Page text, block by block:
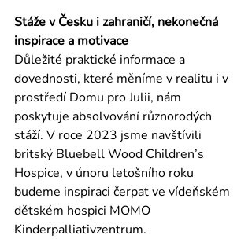
Stáže v Česku i zahraničí, nekonečná
inspirace a motivace
Důležité praktické informace a
dovednosti, které měníme v realitu i v
prostředí Domu pro Julii, nám
poskytuje absolvování různorodých
stáží. V roce 2023 jsme navštívili
britský Bluebell Wood Children’s
Hospice, v únoru letošního roku
budeme inspiraci čerpat ve vídeňském
dětském hospici MOMO
Kinderpalliativzentrum.